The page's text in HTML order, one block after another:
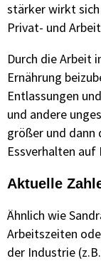
stärker wirkt
Privat- und
Durch die Arbeit
Ernährung
Entlassungen
und andere
größer und dann
Essverhalten
Aktuelle
Ähnlich wie
Arbeitszeiten
der Industrie